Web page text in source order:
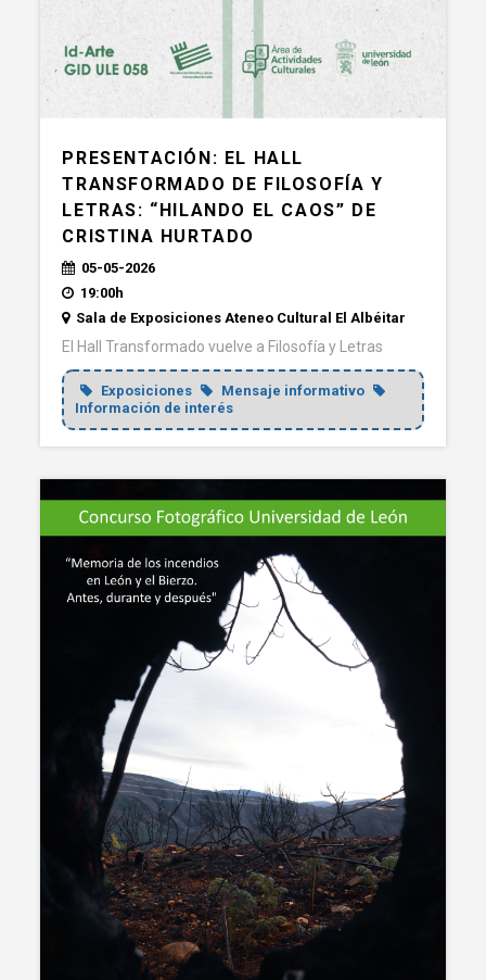
PRESENTACIÓN: EL HALL
TRANSFORMADO DE FILOSOFÍA Y
LETRAS: “HILANDO EL CAOS” DE
CRISTINA HURTADO
05-05-2026
19:00h
Sala de Exposiciones Ateneo Cultural El Albéitar
El Hall Transformado vuelve a Filosofía y Letras
Exposiciones
Mensaje informativo
Información de interés